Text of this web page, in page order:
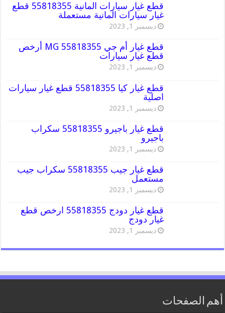
قطع غيار سيارات المانية 55818355 قطع
غيار سيارات المانية مستعملة
ديسمبر 1, 2023
قطع غيار أم جي MG 55818355 أرخص
قطع غيار سيارات
ديسمبر 1, 2023
قطع غيار كيا 55818355 قطع غيار سيارات
اصلية
ديسمبر 1, 2023
قطع غيار باجيرو 55818355 سكراب
باجيرو
ديسمبر 1, 2023
قطع غيار جيب 55818355 سكراب جيب
مستعمل
ديسمبر 1, 2023
قطع غيار دودج 55818355 ارخص قطع
غيار دودج
ديسمبر 1, 2023
أهم الصفحات